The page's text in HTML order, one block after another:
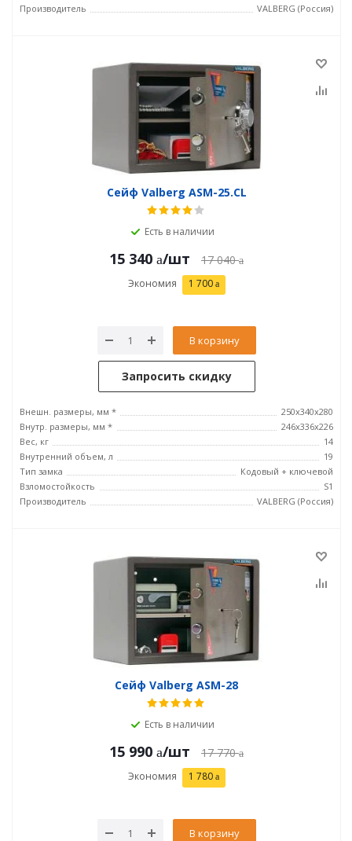
Производитель
VALBERG (Россия)
Сейф Valberg ASM-25.CL
Есть в наличии
15 340 /шт 17 040
Экономия 1 700
В корзину
Запросить скидку
Внешн. размеры, мм *
250x340x280
Внутр. размеры, мм *
246х336х226
Вес, кг
14
Внутренний объем, л
19
Тип замка
Кодовый + ключевой
Взломостойкость
S1
Производитель
VALBERG (Россия)
Сейф Valberg ASM-28
Есть в наличии
15 990 /шт 17 770
Экономия 1 780
В корзину